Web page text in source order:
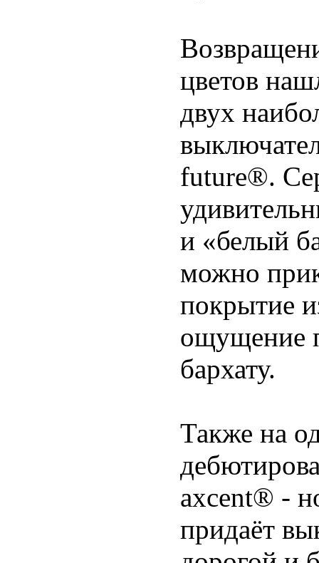
цветов
двух
future®.
и «белый
можно
покрытие
ощущение
бархату.
Также на
axcent® -
придаёт